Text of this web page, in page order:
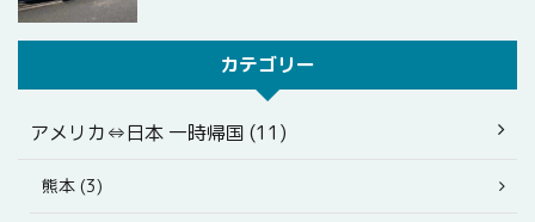
カテゴリー
アメリカ⇔日本 一時帰国 (11)
熊本 (3)